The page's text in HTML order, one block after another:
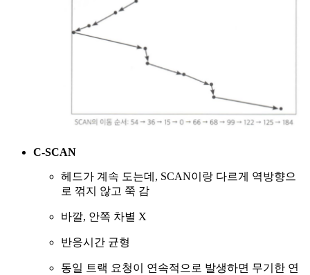
C-SCAN
헤드가 계속 도는데, SCAN이랑 다르게 역방향으
로 꺾지 않고 쭉 감
바깔, 안쪽 차별 X
반응시간 균형
동일 트랙 요청이 연속적으로 발생하면 무기한 연